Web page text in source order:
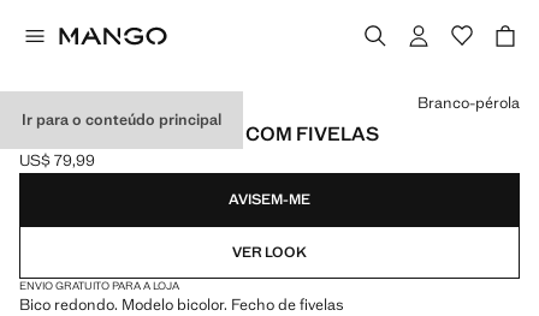
Ir para o conteúdo principal
SANDÁLIA DE CROCHÉ COM FIVELAS
Preço atual [US$ 79,99 ]
US$ 79,99
Selecione uma cor
Branco-pérola
AVISEM-ME
VER LOOK
ENVIO GRATUITO PARA A LOJA
Bico redondo. Modelo bicolor. Fecho de fivelas